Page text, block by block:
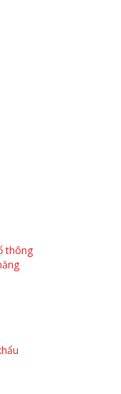
thông